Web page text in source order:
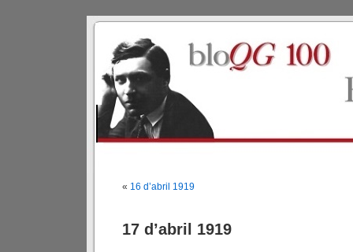
« 16 d’abril 1919
17 d’abril 1919